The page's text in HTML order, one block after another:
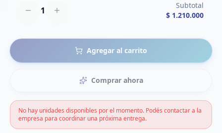
1
Subtotal
$ 1.210.000
Agregar al carrito
Comprar ahora
No hay unidades disponibles por el momento. Podés contactar a la
empresa para coordinar una próxima entrega.